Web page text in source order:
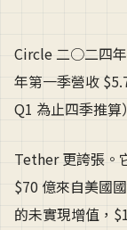
Circle 二○二四
年第一季營收
Q1 為止四季推
Tether 更誇張。
$70 億來自美國
的未實現增值，